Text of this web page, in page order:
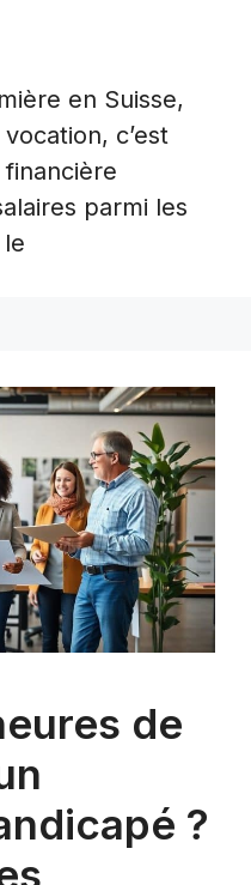
en Suisse,
c’est
parmi les
de
?